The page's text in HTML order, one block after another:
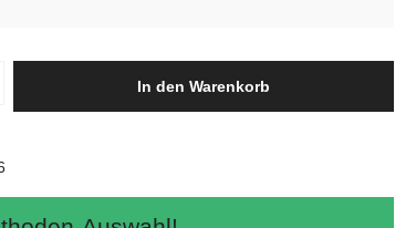
Gib den gewünschten Wert ein
In den Warenkorb